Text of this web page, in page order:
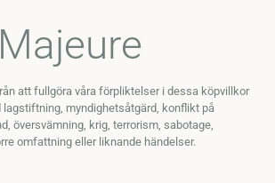
att fullgöra våra förpliktelser i dessa köpvillkor
lagstiftning, myndighetsåtgärd, konflikt på
översvämning, krig, terrorism, sabotage,
omfattning eller liknande händelser.